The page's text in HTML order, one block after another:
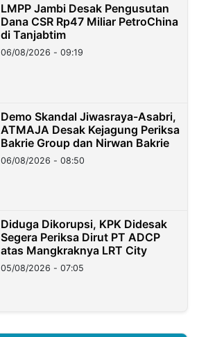
LMPP Jambi Desak Pengusutan
Dana CSR Rp47 Miliar PetroChina
di Tanjabtim
06/08/2026 - 09:19
Demo Skandal Jiwasraya-Asabri,
ATMAJA Desak Kejagung Periksa
Bakrie Group dan Nirwan Bakrie
06/08/2026 - 08:50
Diduga Dikorupsi, KPK Didesak
Segera Periksa Dirut PT ADCP
atas Mangkraknya LRT City
05/08/2026 - 07:05